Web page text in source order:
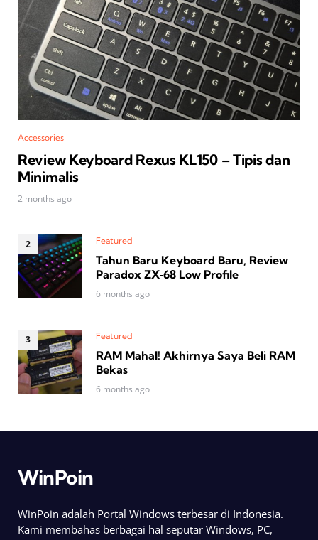
Accessories
Review Keyboard Rexus KL150 – Tipis dan
Minimalis
2 months ago
Featured
Tahun Baru Keyboard Baru, Review
Paradox ZX‑68 Low Profile
6 months ago
Featured
RAM Mahal! Akhirnya Saya Beli RAM
Bekas
6 months ago
WinPoin
WinPoin adalah Portal Windows terbesar di Indonesia.
Kami membahas berbagai hal seputar Windows, PC,